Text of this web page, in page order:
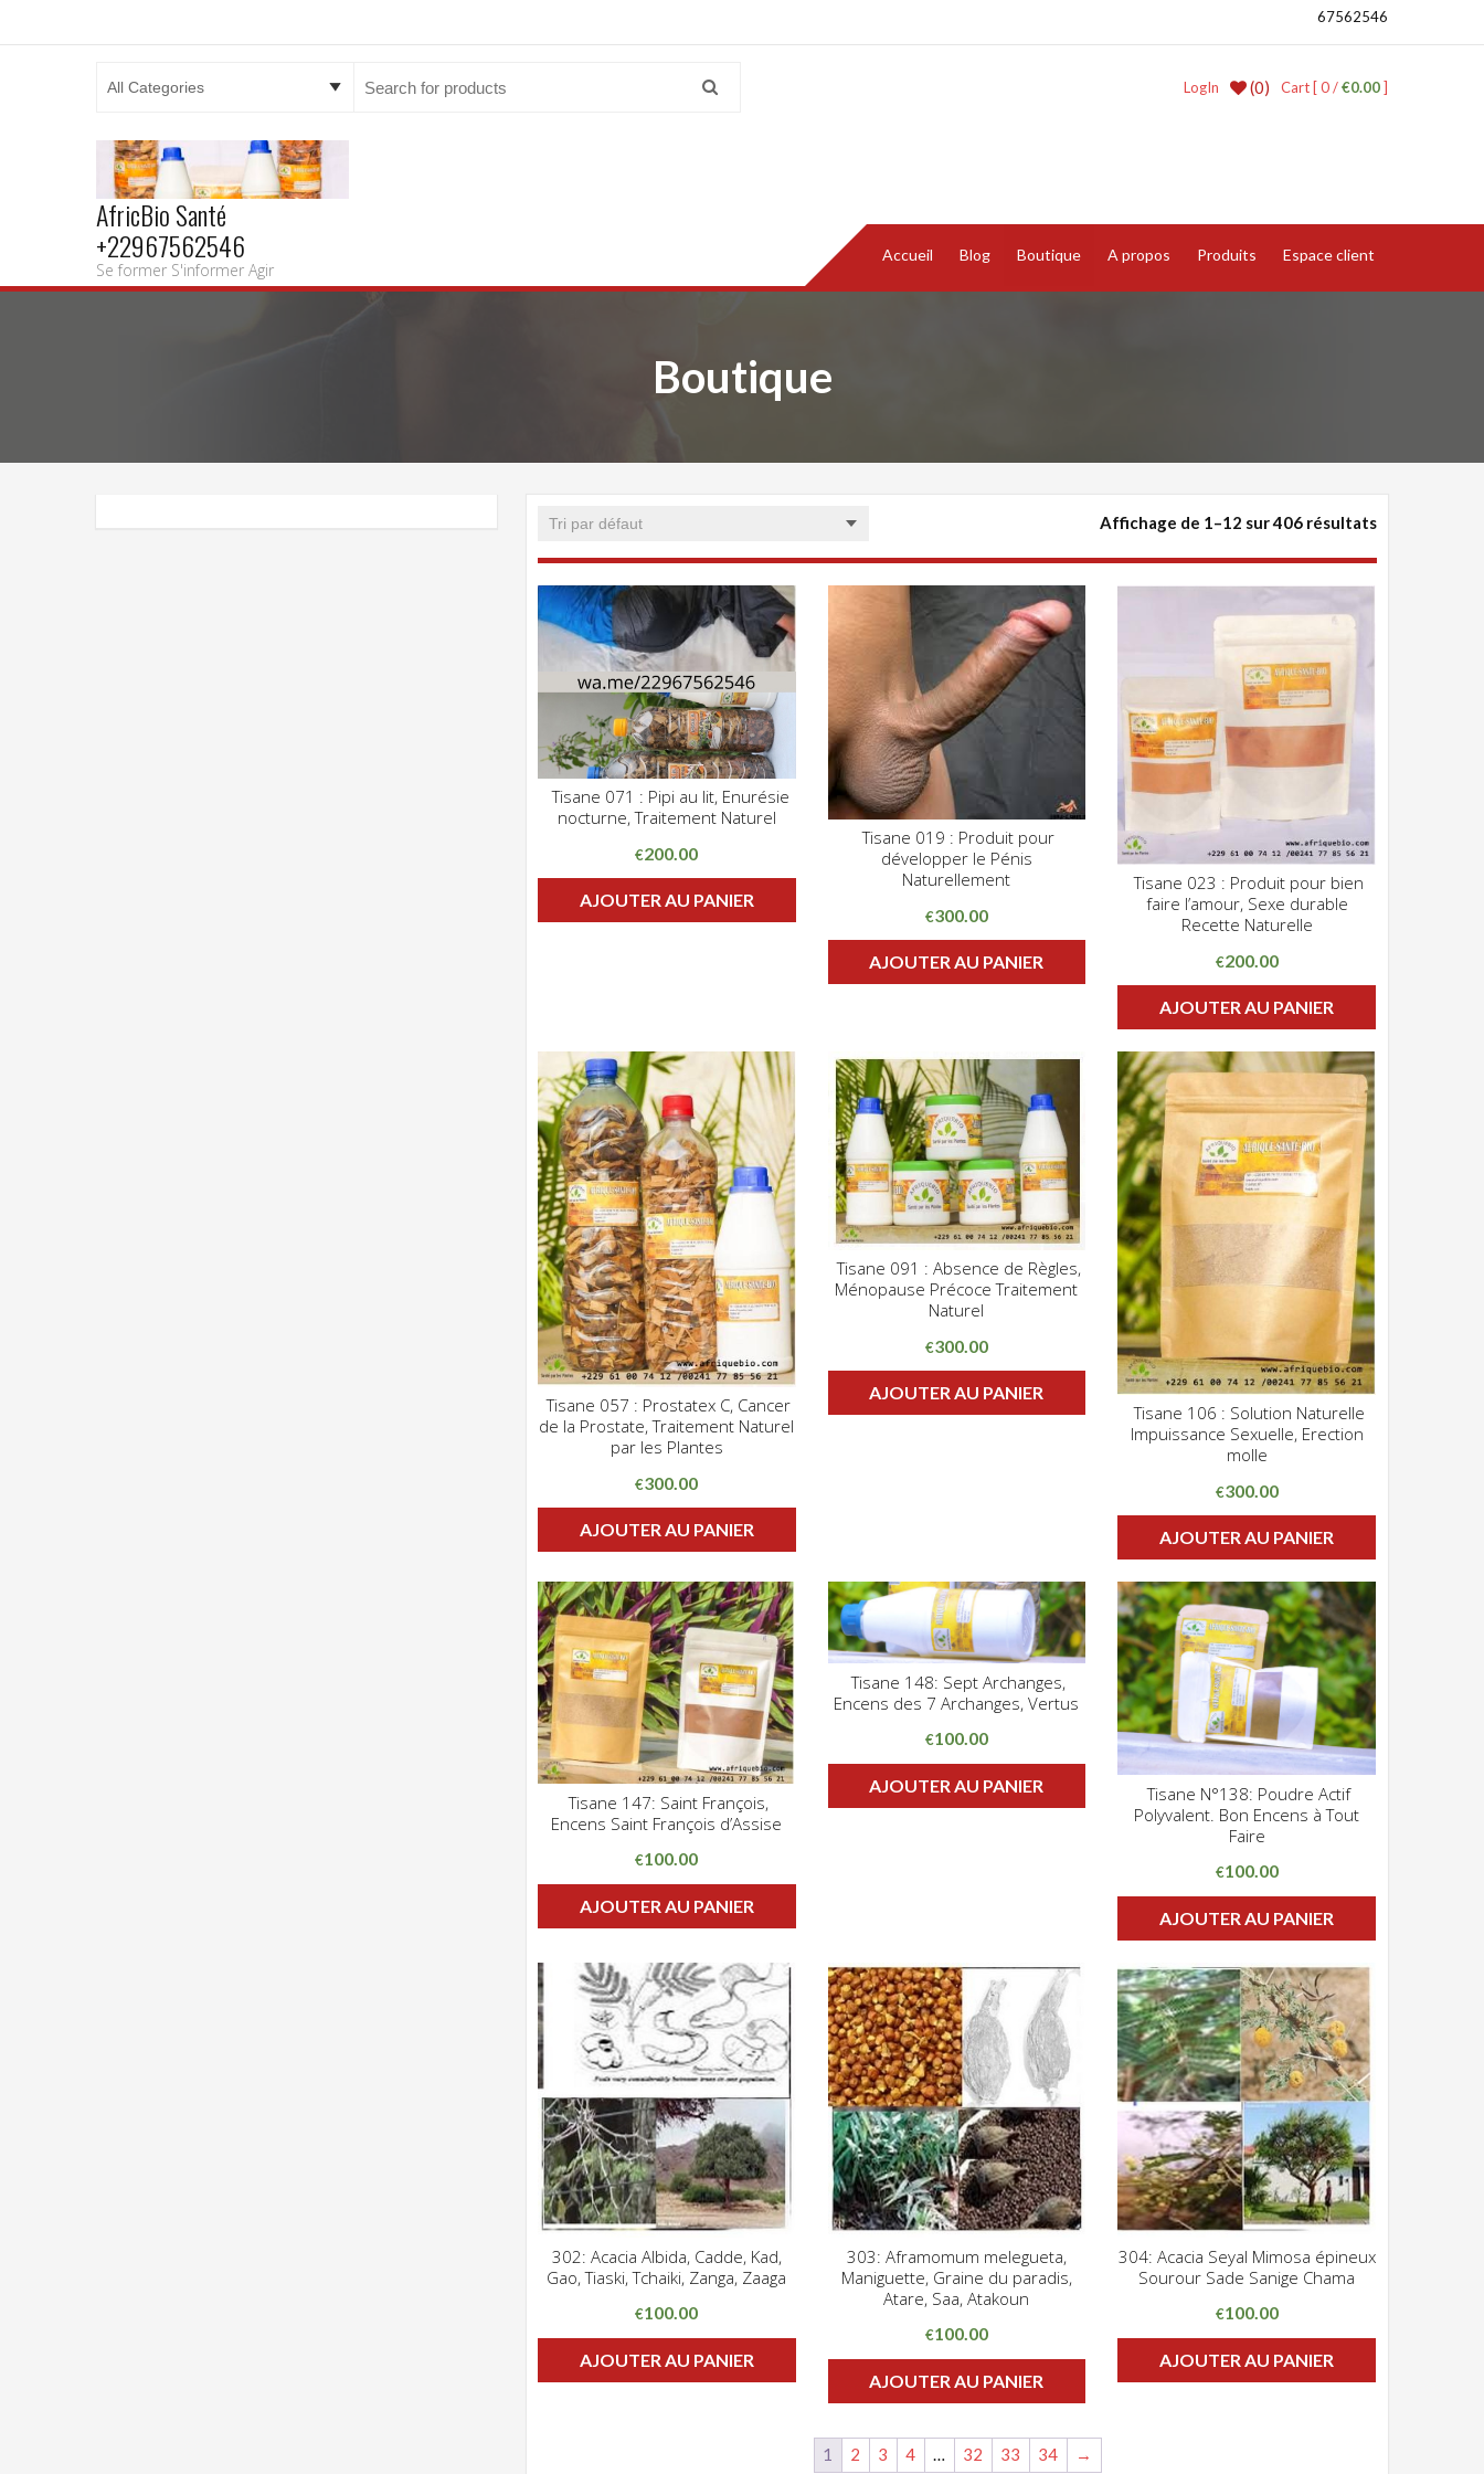
67562546
Cart [ 0 /€0.00]
(0)
LogIn
AfricBio Santé
+22967562546
Se former S'informer Agir
Accueil Blog Boutique A propos Produits Espace client
Boutique
Affichage de 1–12 sur 406 résultats
CLIQUEZ POUR VOIR
ADD WISHLIST
Tisane 071 : Pipi au lit, Enurésie
nocturne, Traitement Naturel
€200.00
AJOUTER AU PANIER
CLIQUEZ POUR VOIR
ADD WISHLIST
Tisane 019 : Produit pour
développer le Pénis
Naturellement
€300.00
AJOUTER AU PANIER
CLIQUEZ POUR VOIR
ADD WISHLIST
Tisane 023 : Produit pour bien
faire l’amour, Sexe durable
Recette Naturelle
€200.00
AJOUTER AU PANIER
CLIQUEZ POUR VOIR
ADD WISHLIST
Tisane 057 : Prostatex C, Cancer
de la Prostate, Traitement Naturel
par les Plantes
€300.00
AJOUTER AU PANIER
CLIQUEZ POUR VOIR
ADD WISHLIST
Tisane 091 : Absence de Règles,
Ménopause Précoce Traitement
Naturel
€300.00
AJOUTER AU PANIER
CLIQUEZ POUR VOIR
ADD WISHLIST
Tisane 106 : Solution Naturelle
Impuissance Sexuelle, Erection
molle
€300.00
AJOUTER AU PANIER
CLIQUEZ POUR VOIR
ADD WISHLIST
Tisane 147: Saint François,
Encens Saint François d’Assise
€100.00
AJOUTER AU PANIER
CLIQUEZ POUR VOIR
ADD WISHLIST
Tisane 148: Sept Archanges,
Encens des 7 Archanges, Vertus
€100.00
AJOUTER AU PANIER
CLIQUEZ POUR VOIR
ADD WISHLIST
Tisane N°138: Poudre Actif
Polyvalent. Bon Encens à Tout
Faire
€100.00
AJOUTER AU PANIER
CLIQUEZ POUR VOIR
ADD WISHLIST
302: Acacia Albida, Cadde, Kad,
Gao, Tiaski, Tchaiki, Zanga, Zaaga
€100.00
AJOUTER AU PANIER
CLIQUEZ POUR VOIR
ADD WISHLIST
303: Aframomum melegueta,
Maniguette, Graine du paradis,
Atare, Saa, Atakoun
€100.00
AJOUTER AU PANIER
CLIQUEZ POUR VOIR
ADD WISHLIST
304: Acacia Seyal Mimosa épineux
Sourour Sade Sanige Chama
€100.00
AJOUTER AU PANIER
1 2 3 4 … 32 33 34 →